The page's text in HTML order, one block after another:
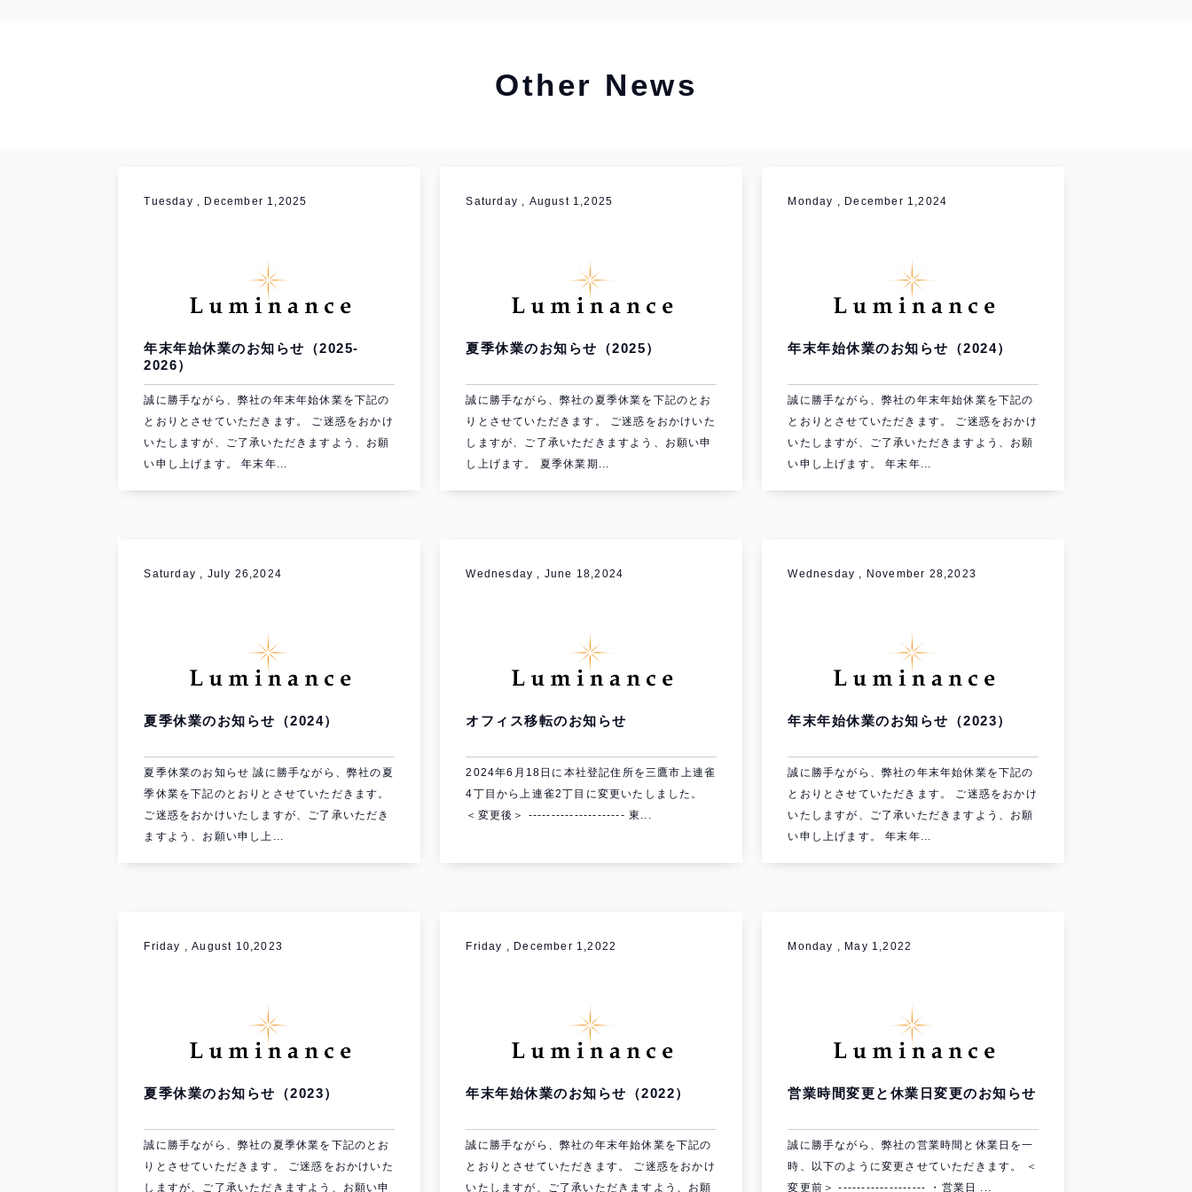
Other News
Tuesday , December 1,2025
年末年始休業のお知らせ（2025-
2026）
誠に勝手ながら、弊社の年末年始休業を下記の
とおりとさせていただきます。 ご迷惑をおかけ
いたしますが、ご了承いただきますよう、お願
い申し上げます。 年末年...
Saturday , August 1,2025
夏季休業のお知らせ（2025）
誠に勝手ながら、弊社の夏季休業を下記のとお
りとさせていただきます。 ご迷惑をおかけいた
しますが、ご了承いただきますよう、お願い申
し上げます。 夏季休業期...
Monday , December 1,2024
年末年始休業のお知らせ（2024）
誠に勝手ながら、弊社の年末年始休業を下記の
とおりとさせていただきます。 ご迷惑をおかけ
いたしますが、ご了承いただきますよう、お願
い申し上げます。 年末年...
Saturday , July 26,2024
夏季休業のお知らせ（2024）
夏季休業のお知らせ 誠に勝手ながら、弊社の夏
季休業を下記のとおりとさせていただきます。
ご迷惑をおかけいたしますが、ご了承いただき
ますよう、お願い申し上...
Wednesday , June 18,2024
オフィス移転のお知らせ
2024年6月18日に本社登記住所を三鷹市上連雀
4丁目から上連雀2丁目に変更いたしました。
＜変更後＞ --------------------- 東...
Wednesday , November 28,2023
年末年始休業のお知らせ（2023）
誠に勝手ながら、弊社の年末年始休業を下記の
とおりとさせていただきます。 ご迷惑をおかけ
いたしますが、ご了承いただきますよう、お願
い申し上げます。 年末年...
Friday , August 10,2023
夏季休業のお知らせ（2023）
誠に勝手ながら、弊社の夏季休業を下記のとお
りとさせていただきます。 ご迷惑をおかけいた
しますが、ご了承いただきますよう、お願い申
Friday , December 1,2022
年末年始休業のお知らせ（2022）
誠に勝手ながら、弊社の年末年始休業を下記の
とおりとさせていただきます。 ご迷惑をおかけ
いたしますが、ご了承いただきますよう、お願
Monday , May 1,2022
営業時間変更と休業日変更のお知らせ
誠に勝手ながら、弊社の営業時間と休業日を一
時、以下のように変更させていただきます。 ＜
変更前＞ ------------------- ・営業日 ...